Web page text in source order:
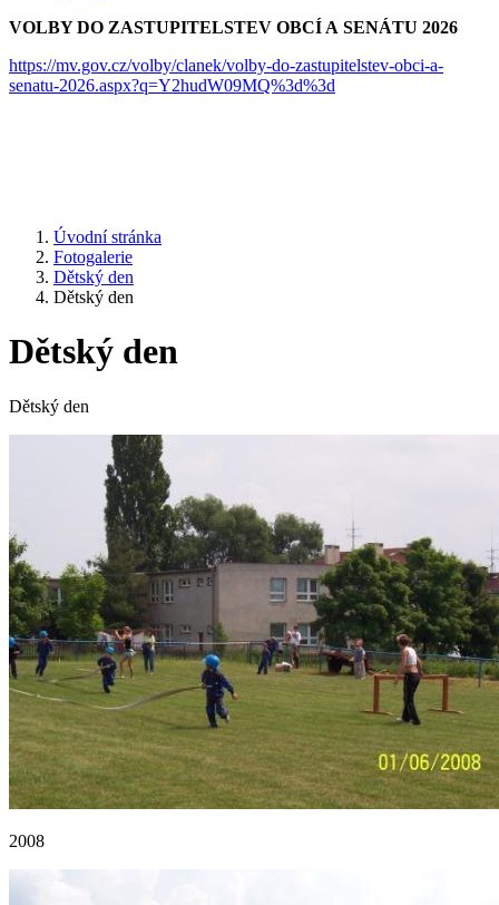
VOLBY DO ZASTUPITELSTEV OBCÍ A SENÁTU 2026
https://mv.gov.cz/volby/clanek/volby-do-zastupitelstev-obci-a-
senatu-2026.aspx?q=Y2hudW09MQ%3d%3d
Úvodní stránka
Fotogalerie
Dětský den
Dětský den
Dětský den
Dětský den
2008